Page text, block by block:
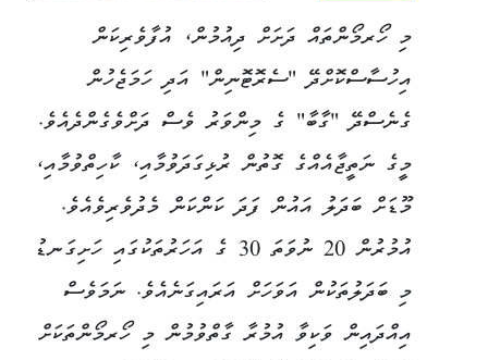
މި ހޯރމޯންތައް ދަށަށް ދިއުމުން، އުފާވެރިކަން
އިހުސާސްކޮށްދޭ "ސެރޮޓޮނިން" އަދި ހަމަޖެހުން
ގެނެސްދޭ "ގާބާ" ގެ މިންވަރު ވެސް ދަށްވެގެންދެއެވެ.
މީގެ ނަތީޖާއެއްގެ ގޮތުން ރުޅިގަދަވުމާއި، ކާހިތްވުމާއި،
މޫޑަށް ބަދަލު އައުން ފަދަ ކަންކަން މެދުވެރިވެއެވެ.
އުމުރުން 20 ނުވަތަ 30 ގެ އަހަރުތަކުގައި ހަށިގަނޑު
މި ބަދަލުތަކުން އަވަހަށް އަރައިގަނެއެވެ. ނަމަވެސް
އިއްދައިން ވަކިވާ އުމުރާ ގާތްވުމުން މި ހޯރމޯންތަކަށް